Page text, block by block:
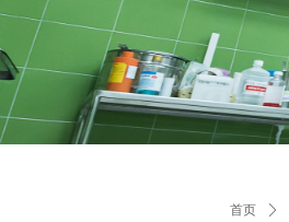
首页 ꄲ